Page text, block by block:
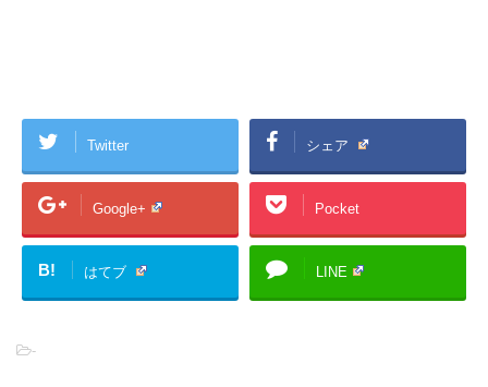
Twitter シェア
Google+ Pocket
B! はてブ LINE
-